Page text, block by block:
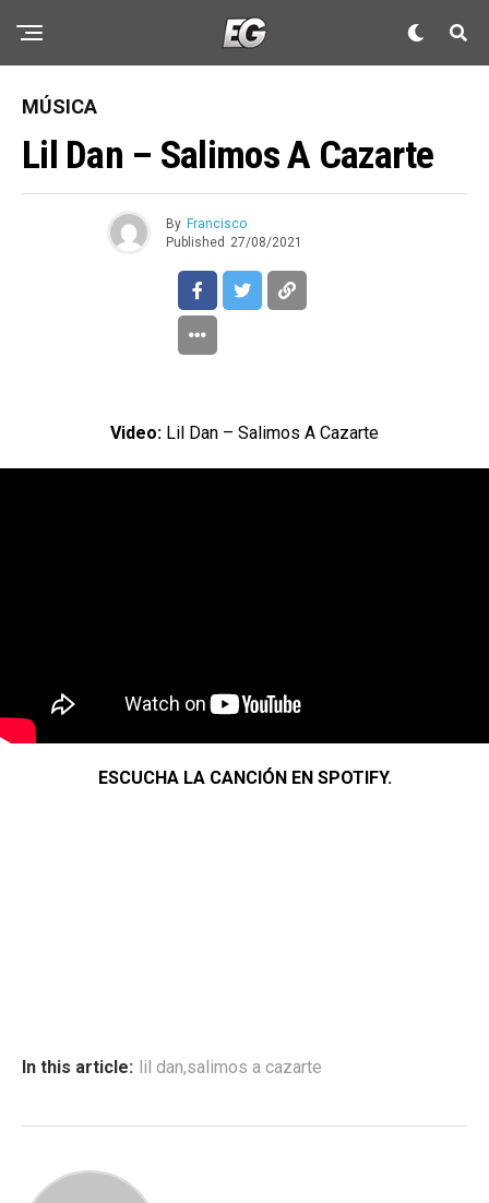
MÚSICA
Lil Dan – Salimos A Cazarte
By Francisco
Published 27/08/2021
Video: Lil Dan – Salimos A Cazarte
ESCUCHA LA CANCIÓN EN SPOTIFY.
In this article: lil dan,salimos a cazarte